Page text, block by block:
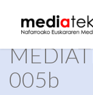
005b